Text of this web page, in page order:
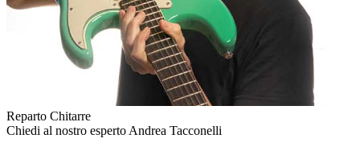
Reparto Chitarre
Chiedi al nostro espertoAndrea Tacconelli